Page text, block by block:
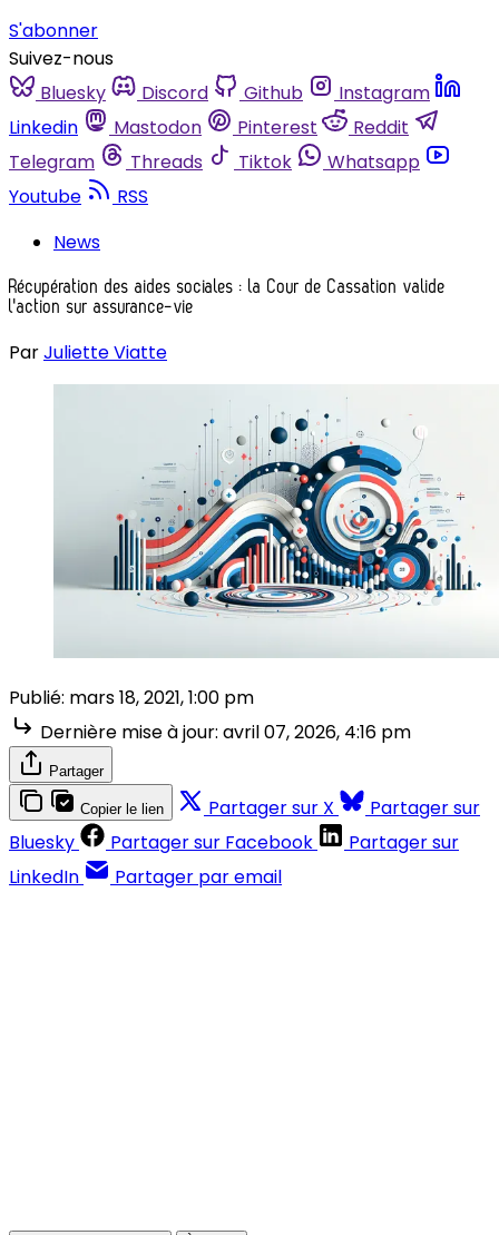
S'abonner
Suivez-nous
Bluesky
Discord Github
Instagram
Linkedin
Mastodon Pinterest
Reddit
Telegram
Threads Tiktok
Whatsapp
Youtube
RSS
News
Récupération des aides sociales : la Cour de Cassation valide
l'action sur assurance-vie
ParJuliette Viatte
Publié: mars 18, 2021, 1:00 pm
Dernière mise à jour: avril 07, 2026, 4:16 pm
Partager
Copier le lien Partager sur X
Partager sur
Bluesky
Partager sur Facebook
Partager sur
LinkedIn
Partager par email